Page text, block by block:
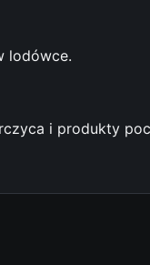
lodówce.
i produkty